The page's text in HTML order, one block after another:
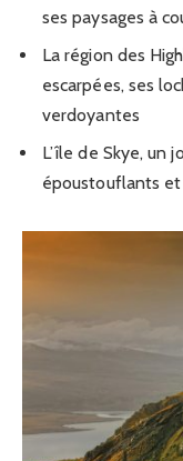
ses paysages à
La région des
escarpées, ses
verdoyantes
L’île de Skye, un
époustouflants